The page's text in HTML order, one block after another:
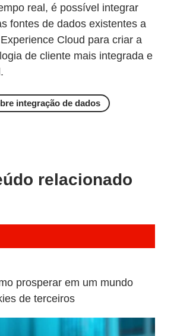
real, é possível integrar
fontes de dados existentes a
Cloud para criar a
de cliente mais integrada e
integração de dados
relacionado
prosperar em um mundo
de terceiros